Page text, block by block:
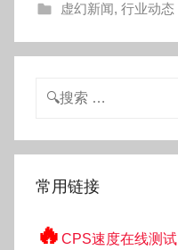
g
o
虚幻新闻, 行业动态
搜
常用链接
🔥 CPS速度在线测试